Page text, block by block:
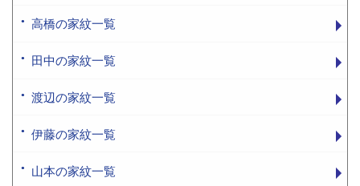
高橋の家紋一覧
田中の家紋一覧
渡辺の家紋一覧
伊藤の家紋一覧
山本の家紋一覧